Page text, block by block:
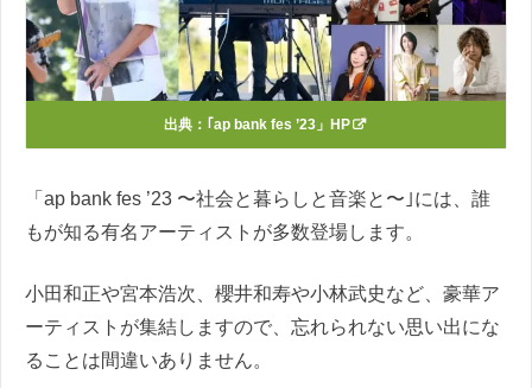
出典： ｢ap bank fes ’23」HP
「ap bank fes ’23 〜社会と暮らしと音楽と〜｣には、誰
もが知る有名アーティストが多数登場します。
小田和正や宮本浩次、櫻井和寿や小林武史など、豪華ア
ーティストが集結しますので、忘れられない思い出にな
ることは間違いありません。